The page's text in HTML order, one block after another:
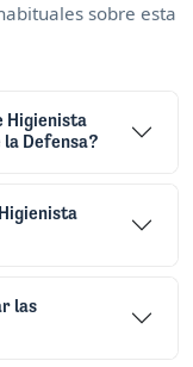
sobre esta
Higienista
la Defensa?
las